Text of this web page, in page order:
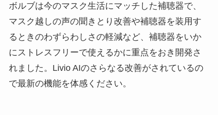
ボルブは今のマスク生活にマッチした補聴器で、
マスク越しの声の聞きとり改善や補聴器を装用す
るときのわずらわしさの軽減など、補聴器をいか
にストレスフリーで使えるかに重点をおき開発さ
れました。Livio AIのさらなる改善がされているの
で最新の機能を体感ください。